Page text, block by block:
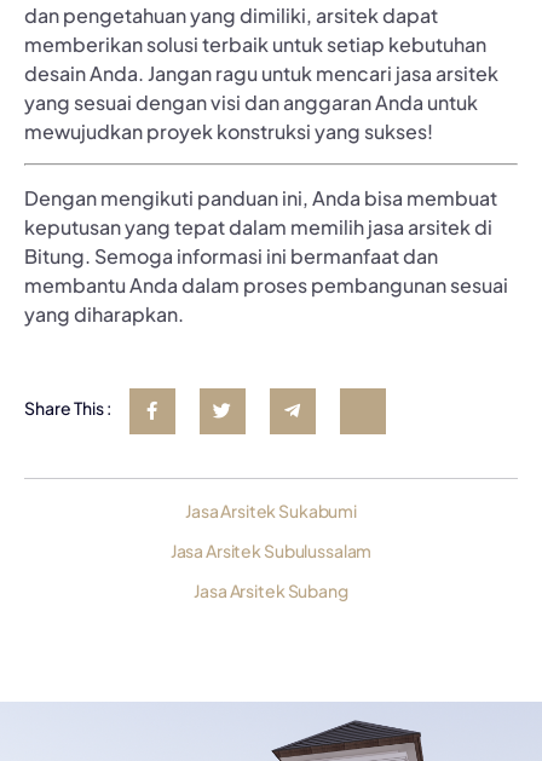
dan pengetahuan yang dimiliki, arsitek dapat
memberikan solusi terbaik untuk setiap kebutuhan
desain Anda. Jangan ragu untuk mencari jasa arsitek
yang sesuai dengan visi dan anggaran Anda untuk
mewujudkan proyek konstruksi yang sukses!
Dengan mengikuti panduan ini, Anda bisa membuat
keputusan yang tepat dalam memilih jasa arsitek di
Bitung. Semoga informasi ini bermanfaat dan
membantu Anda dalam proses pembangunan sesuai
yang diharapkan.
Share This :
Jasa Arsitek Sukabumi
Jasa Arsitek Subulussalam
Jasa Arsitek Subang